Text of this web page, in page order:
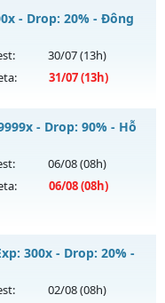
- Vào Vụt Luôn AE
- Drop: 20% - Đông
30/07(13h)
31/07(13h)
Chơi Cuốn
- Drop: 90% - Hỗ
06/08(08h)
06/08(08h)
- Auto RS
300x - Drop: 20% -
02/08(08h)